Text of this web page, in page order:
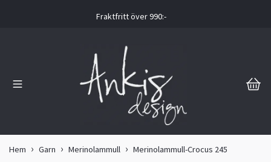
Fraktfritt över 990:-
Hem Garn Merinolammull Merinolammull-Crocus 245